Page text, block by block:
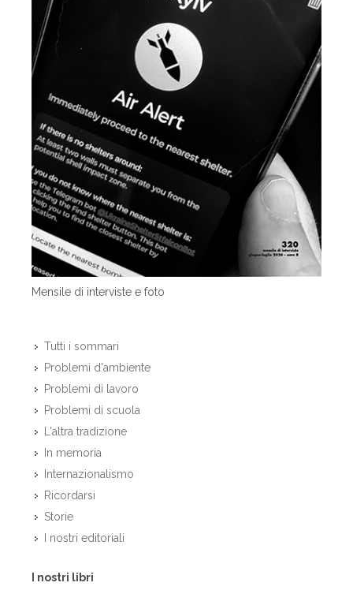
Mensile di interviste e foto
Tutti i sommari
Problemi d'ambiente
Problemi di lavoro
Problemi di scuola
L'altra tradizione
In memoria
Internazionalismo
Ricordarsi
Storie
I nostri editoriali
I nostri libri